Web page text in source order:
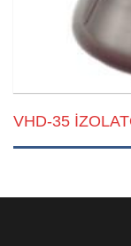
VHD-35